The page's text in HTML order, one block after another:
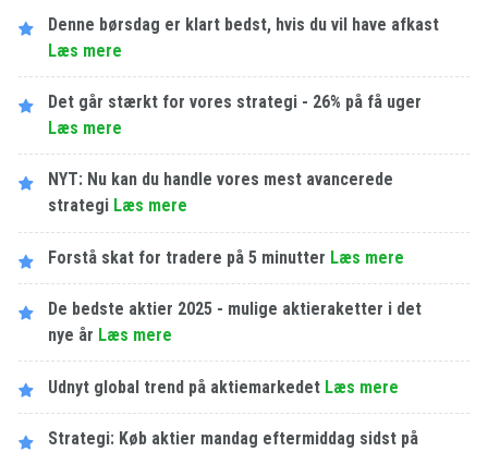
Denne børsdag er klart bedst, hvis du vil have afkast
Læs mere
Det går stærkt for vores strategi - 26% på få uger
Læs mere
NYT: Nu kan du handle vores mest avancerede
strategi Læs mere
Forstå skat for tradere på 5 minutter Læs mere
De bedste aktier 2025 - mulige aktieraketter i det
nye år Læs mere
Udnyt global trend på aktiemarkedet Læs mere
Strategi: Køb aktier mandag eftermiddag sidst på